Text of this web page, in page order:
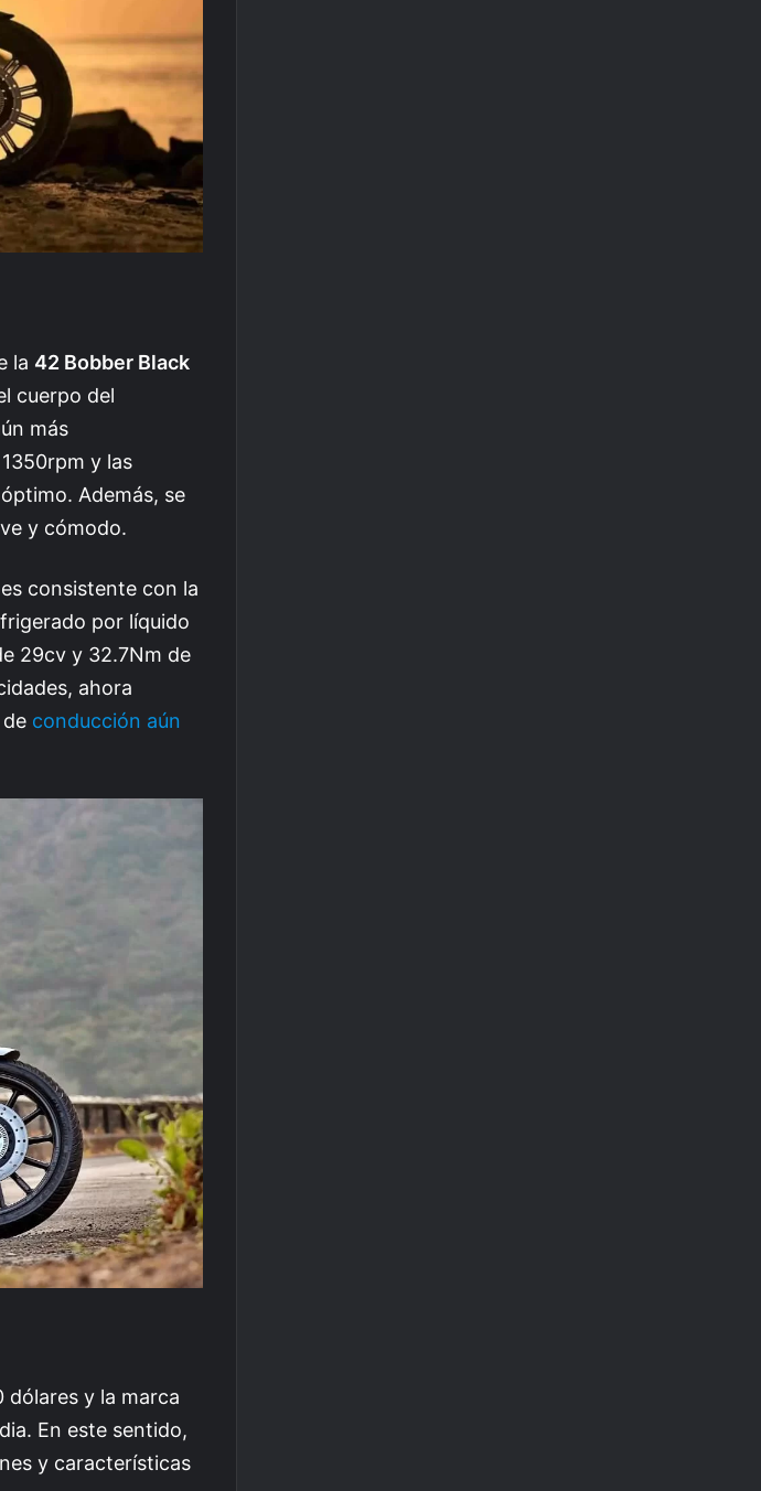
la 42 Bobber Black
cuerpo del
más
y las
Además, se
y cómodo.
es consistente con la
por líquido
29cv y 32.7Nm de
ahora
conducción aún
dólares y la marca
En este sentido,
y características